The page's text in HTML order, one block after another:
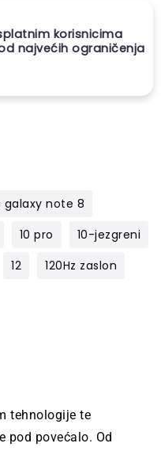
korisnicima
najvećih ograničenja
galaxy note 8
10 pro
10-jezgreni
12
120Hz zaslon
tehnologije te
pod povećalo. Od